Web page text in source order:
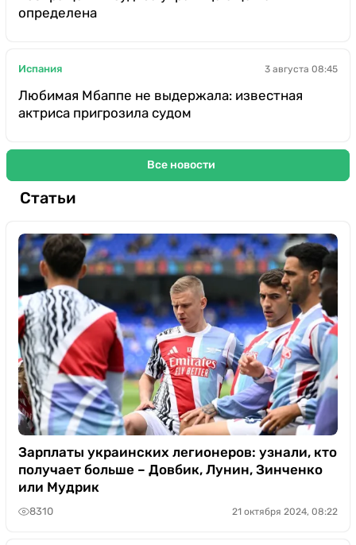
определена
Испания 3 августа 08:45
Любимая Мбаппе не выдержала: известная
актриса пригрозила судом
Все новости
Статьи
Зарплаты украинских легионеров: узнали, кто
получает больше – Довбик, Лунин, Зинченко
или Мудрик
8310 21 октября 2024, 08:22